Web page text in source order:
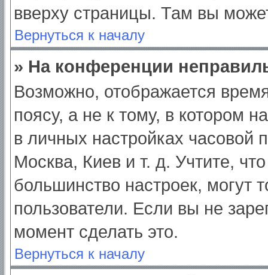
вверху страницы. Там вы
Вернуться к началу
» На конференции
Возможно, отображается
поясу, а не к тому, в котором
в личных настройках часовой
Москва, Киев и т. д. Учтите,
большинство настроек, могут
пользователи. Если вы не
момент сделать это.
Вернуться к началу